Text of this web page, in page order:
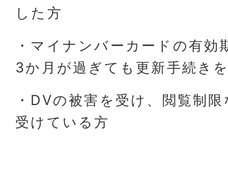
した方
・マイナンバーカードの有効
3か月が過ぎても更新手続き
・DVの被害を受け、閲覧制
受けている方